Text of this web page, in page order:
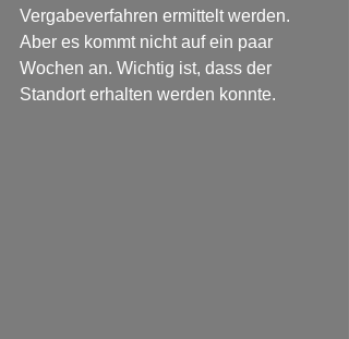
Vergabeverfahren ermittelt werden.
Aber es kommt nicht auf ein paar
Wochen an. Wichtig ist, dass der
Standort erhalten werden konnte.